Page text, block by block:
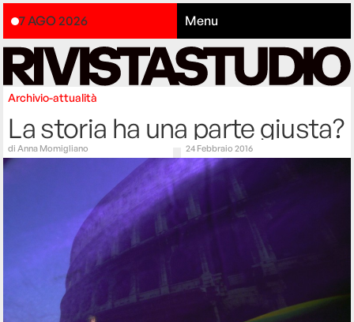
7 AGO 2026 Menu
Archivio-attualità
La storia ha una parte giusta?
diAnna Momigliano 24 Febbraio 2016